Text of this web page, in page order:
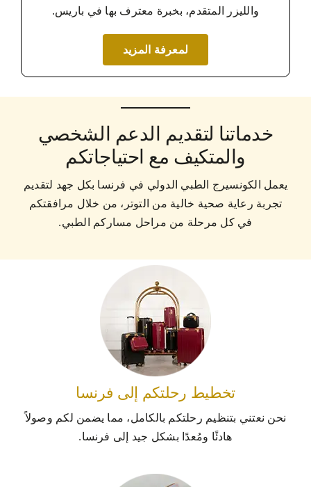
والليزر المتقدم، بخبرة معترف بها في باريس.
لمعرفة المزيد
خدماتنا لتقديم الدعم الشخصي
والمتكيف مع احتياجاتكم
يعمل الكونسيرج الطبي الدولي في فرنسا بكل جهد لتقديم
تجربة رعاية صحية خالية من التوتر، من خلال مرافقتكم
في كل مرحلة من مراحل مساركم الطبي.
تخطيط رحلتكم إلى فرنسا
نحن نعتني بتنظيم رحلتكم بالكامل، مما يضمن لكم وصولاً
هادئًا ومُعدًا بشكل جيد إلى فرنسا.